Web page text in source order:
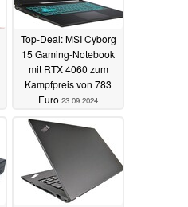
Top-Deal: MSI Cyborg
15 Gaming-Notebook
mit RTX 4060 zum
Kampfpreis von 783
Euro 23.09.2024